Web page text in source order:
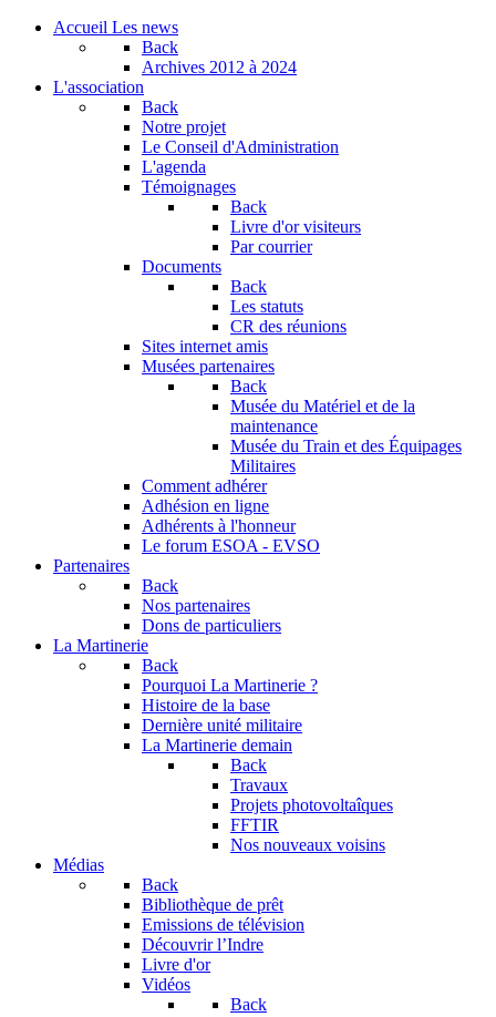
Accueil Les news
Back
Archives 2012 à 2024
L'association
Back
Notre projet
Le Conseil d'Administration
L'agenda
Témoignages
Back
Livre d'or visiteurs
Par courrier
Documents
Back
Les statuts
CR des réunions
Sites internet amis
Musées partenaires
Back
Musée du Matériel et de la
maintenance
Musée du Train et des Équipages
Militaires
Comment adhérer
Adhésion en ligne
Adhérents à l'honneur
Le forum ESOA - EVSO
Partenaires
Back
Nos partenaires
Dons de particuliers
La Martinerie
Back
Pourquoi La Martinerie ?
Histoire de la base
Dernière unité militaire
La Martinerie demain
Back
Travaux
Projets photovoltaîques
FFTIR
Nos nouveaux voisins
Médias
Back
Bibliothèque de prêt
Emissions de télévision
Découvrir l’Indre
Livre d'or
Vidéos
Back